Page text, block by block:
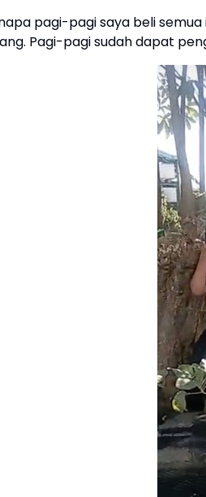
pagi-pagi saya beli
Pagi-pagi sudah dapat